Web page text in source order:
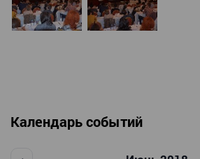
Календарь событий